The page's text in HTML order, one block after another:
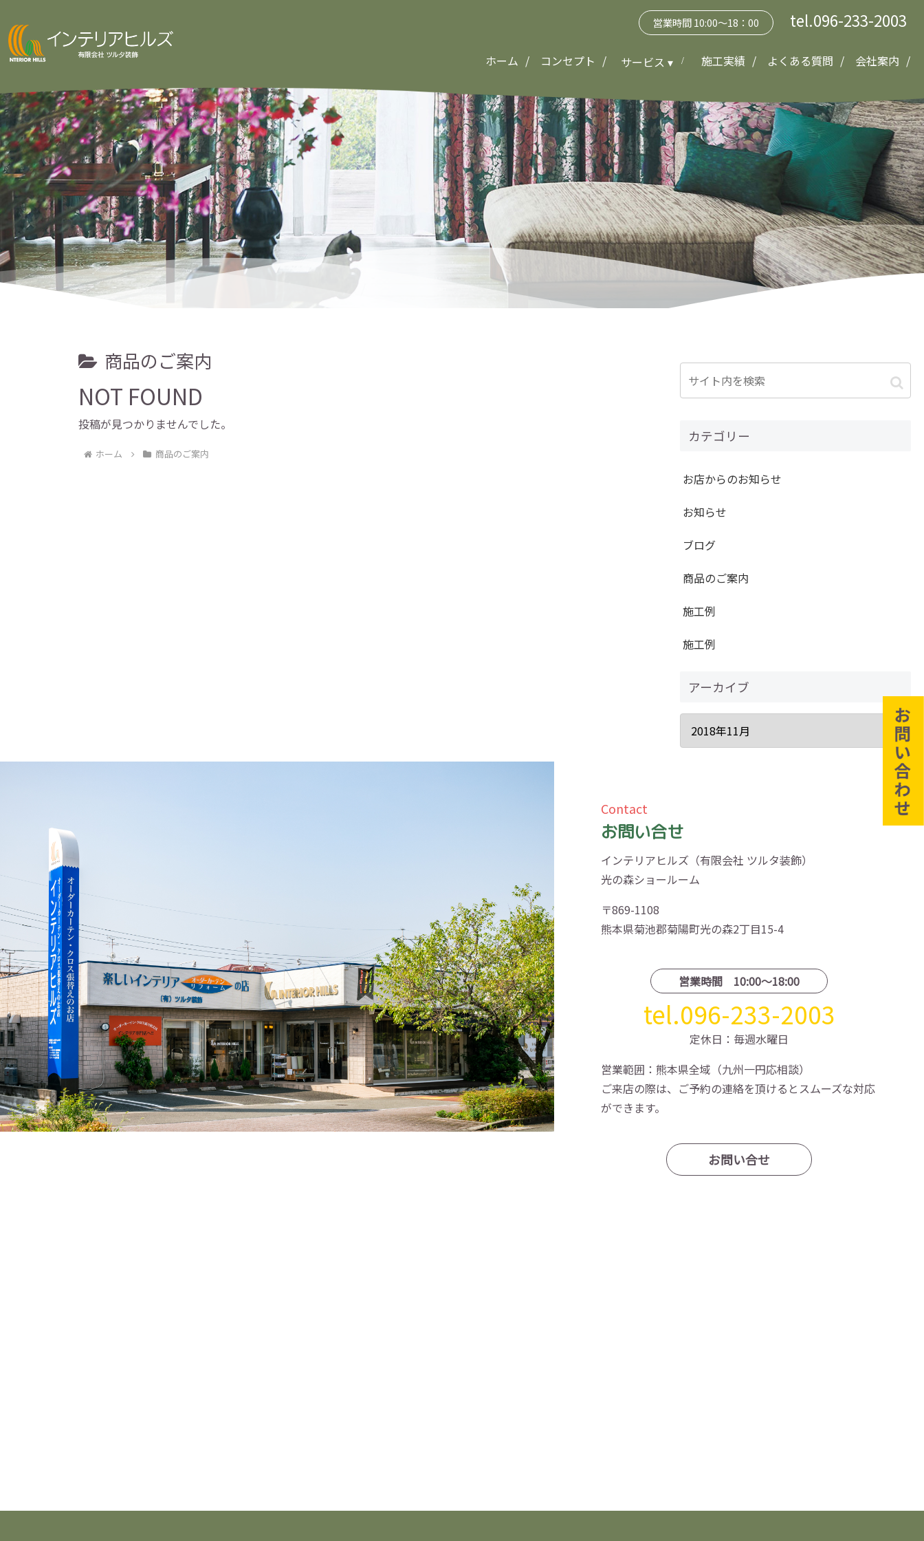
ホーム コンセプト サービス ▾ 施工実績 よくある質問 会社案内
営業時間 10:00～18：00 tel.096-233-2003
商品のご案内
NOT FOUND
投稿が見つかりませんでした。
ホーム 商品のご案内
カテゴリー
お店からのお知らせ
お知らせ
ブログ
商品のご案内
施工例
施工例
アーカイブ
Contact
お問い合せ
インテリアヒルズ（有限会社 ツルタ装飾）
光の森ショールーム
〒869-1108
熊本県菊池郡菊陽町光の森2丁目15-4
営業時間 10:00〜18:00
tel.096-233-2003
定休日：毎週水曜日
営業範囲：熊本県全域（九州一円応相談）
ご来店の際は、ご予約の連絡を頂けるとスムーズな対応
ができます。
お問い合せ